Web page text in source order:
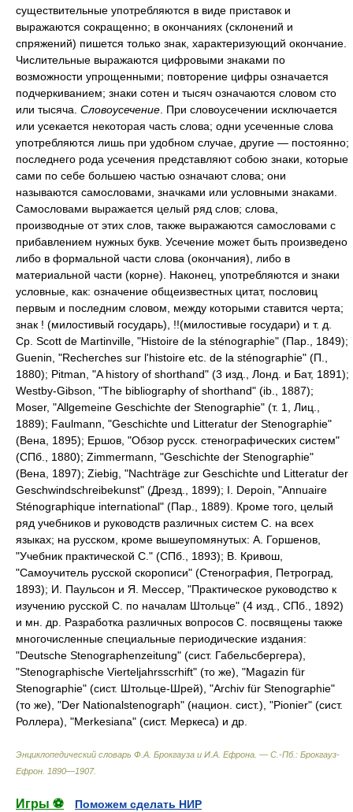
существительные употребляются в виде приставок и
выражаются сокращенно; в окончаниях (склонений и
спряжений) пишется только знак, характеризующий окончание.
Числительные выражаются цифровыми знаками по
возможности упрощенными; повторение цифры означается
подчеркиванием; знаки сотен и тысяч означаются словом сто
или тысяча. Словоусечение. При словоусечении исключается
или усекается некоторая часть слова; одни усеченные слова
употребляются лишь при удобном случае, другие — постоянно;
последнего рода усечения представляют собою знаки, которые
сами по себе большею частью означают слова; они
называются самословами, значками или условными знаками.
Самословами выражается целый ряд слов; слова,
производные от этих слов, также выражаются самословами с
прибавлением нужных букв. Усечение может быть произведено
либо в формальной части слова (окончания), либо в
материальной части (корне). Наконец, употребляются и знаки
условные, как: означение общеизвестных цитат, пословиц
первым и последним словом, между которыми ставится черта;
знак ! (милостивый государь), !!(милостивые государи) и т. д.
Ср. Scott de Martinville, "Histoire de la sténographie" (Пар., 1849);
Guenin, "Recherches sur l'histoire etc. de la sténographie" (П.,
1880); Pitman, "A history of shorthand" (3 изд., Лонд. и Бат, 1891);
Westby-Gibson, "The bibliography of shorthand" (ib., 1887);
Moser, "Allgemeine Geschichte der Stenographie" (т. 1, Лиц.,
1889); Faulmann, "Geschichte und Litteratur der Stenographie"
(Вена, 1895); Ершов, "Обзор русск. стенографических систем"
(СПб., 1880); Zimmermann, "Geschichte der Stenographie"
(Вена, 1897); Ziebig, "Nachträge zur Geschichte und Litteratur der
Geschwindschreibekunst" (Дрезд., 1899); I. Depoin, "Annuaire
Sténographique international" (Пар., 1889). Кроме того, целый
ряд учебников и руководств различных систем С. на всех
языках; на русском, кроме вышеупомянутых: А. Горшенов,
"Учебник практической С." (СПб., 1893); В. Кривош,
"Самоучитель русской скорописи" (Стенография, Петроград,
1893); И. Паульсон и Я. Мессер, "Практическое руководство к
изучению русской С. по началам Штольце" (4 изд., СПб., 1892)
и мн. др. Разработка различных вопросов С. посвящены также
многочисленные специальные периодические издания:
"Deutsche Stenographenzeitung" (сист. Габельсбергера),
"Stenographische Vierteljahrsscrhift" (то же), "Magazin für
Stenographie" (сист. Штольце-Шрей), "Archiv für Stenographie"
(то же), "Der Nationalstenograph" (национ. сист.), "Pionier" (сист.
Роллера), "Merkesiana" (сист. Меркеса) и др.
Энциклопедический словарь Ф.А. Брокгауза и И.А. Ефрона. — С.-Пб.: Брокгауз-
Ефрон 1890—1907.
Игры ⚽
Поможем сделать НИР